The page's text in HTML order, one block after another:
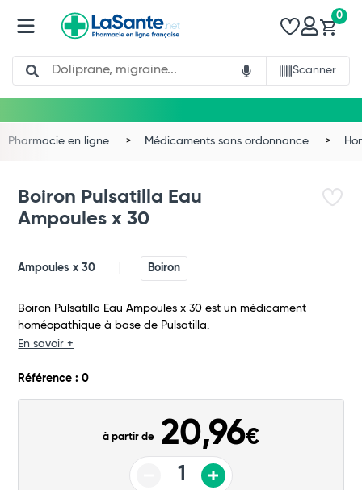
Search
Scanner
0
Total
Pharmacie en ligne Médicaments sans ordonnance
Boiron Pulsatilla Eau
Ampoules x 30
Ampoules x 30 Boiron
Boiron Pulsatilla Eau Ampoules x 30 est un médicament
homéopathique à base de Pulsatilla.
En savoir +
Référence : 0
à partir de 20,96€